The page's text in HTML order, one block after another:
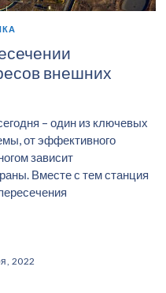
внешних
– один из ключевых
от эффективного
зависит
Вместе с тем станция
2022